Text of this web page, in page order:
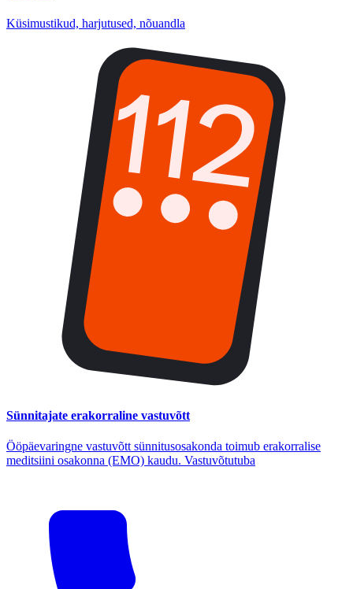
Küsimustikud, harjutused, nõuandla
Sünnitajate erakorraline vastuvõtt
Ööpäevaringne vastuvõtt sünnitusosakonda toimub erakorralise
meditsiini osakonna (EMO) kaudu. Vastuvõtutuba